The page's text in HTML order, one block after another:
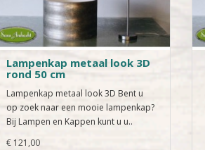
Lampenkap metaal look 3D
rond 50 cm
Lampenkap metaal look 3D Bent u
op zoek naar een mooie lampenkap?
Bij Lampen en Kappen kunt u u..
€ 121,00